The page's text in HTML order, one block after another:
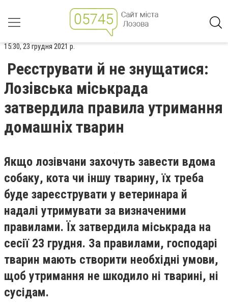
15:30, 23 грудня 2021 р.
Реєструвати й не знущатися:
Лозівська міськрада
затвердила правила утримання
домашніх тварин
Якщо лозівчани захочуть завести вдома
собаку, кота чи іншу тварину, їх треба
буде зареєструвати у ветеринара й
надалі утримувати за визначеними
правилами. Їх затвердила міськрада на
сесії 23 грудня. За правилами, господарі
тварин мають створити необхідні умови,
щоб утримання не шкодило ні тварині, ні
сусідам.